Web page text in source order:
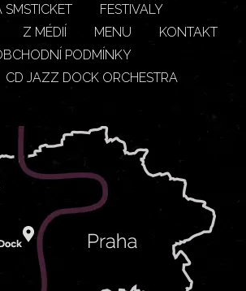
FESTIVALY
Z MÉDIÍ MENU
KONTAKT
PODMÍNKY
CD JAZZ DOCK ORCHESTRA